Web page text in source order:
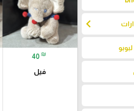
chevron_left
40 ₪
فيل